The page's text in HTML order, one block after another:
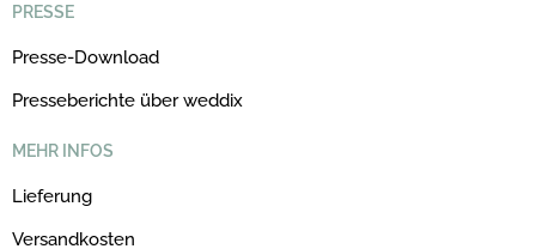
PRESSE
Presse-Download
Presseberichte über weddix
MEHR INFOS
Lieferung
Versandkosten